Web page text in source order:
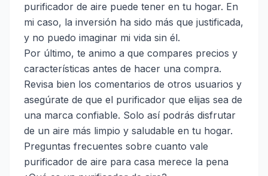
purificador de aire puede tener en tu hogar. En
mi caso, la inversión ha sido más que justificada,
y no puedo imaginar mi vida sin él.
Por último, te animo a que compares precios y
características antes de hacer una compra.
Revisa bien los comentarios de otros usuarios y
asegúrate de que el purificador que elijas sea de
una marca confiable. Solo así podrás disfrutar
de un aire más limpio y saludable en tu hogar.
Preguntas frecuentes sobre cuanto vale
purificador de aire para casa merece la pena